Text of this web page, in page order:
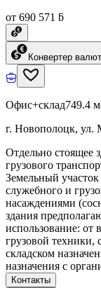
от 690 571 ƃ
Конвертер валют
Офис+склад749.4
г. Новополоцк, ул.
Отдельно стоящее
грузового
Земельный
служебного и
насаждениями
здания
использование: от
грузовой
складском
назначения с
Контакты